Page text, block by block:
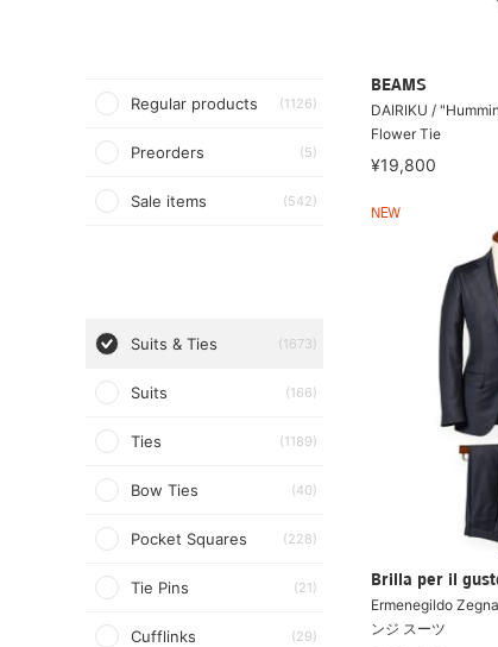
Regular products (1126)
Preorders (5)
Sale items (542)
Suits & Ties (1673)
Suits (166)
Ties (1189)
Bow Ties (40)
Pocket Squares (228)
Tie Pins (21)
Cufflinks (29)
BEAMS
DAIRIKU /
Flower Tie
¥19,800
NEW
Brilla per il
Ermenegildo
ンジ スーツ